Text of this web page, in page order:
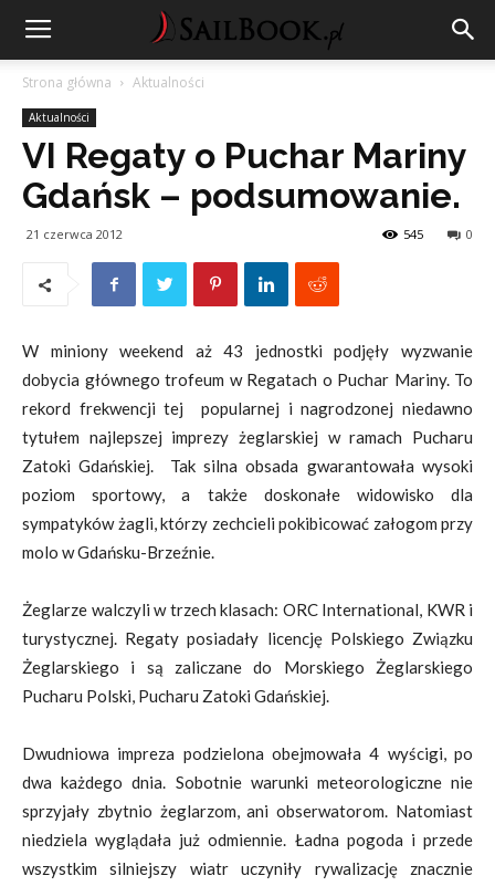
Strona główna Aktualności
Aktualności
VI Regaty o Puchar Mariny
Gdańsk – podsumowanie.
21 czerwca 2012 0
545
W miniony weekend aż 43 jednostki podjęły wyzwanie
dobycia głównego trofeum w Regatach o Puchar Mariny. To
rekord frekwencji tej popularnej i nagrodzonej niedawno
tytułem najlepszej imprezy żeglarskiej w ramach Pucharu
Zatoki Gdańskiej. Tak silna obsada gwarantowała wysoki
poziom sportowy, a także doskonałe widowisko dla
sympatyków żagli, którzy zechcieli pokibicować załogom przy
molo w Gdańsku-Brzeźnie.
Żeglarze walczyli w trzech klasach: ORC International, KWR i
turystycznej. Regaty posiadały licencję Polskiego Związku
Żeglarskiego i są zaliczane do Morskiego Żeglarskiego
Pucharu Polski, Pucharu Zatoki Gdańskiej.
Dwudniowa impreza podzielona obejmowała 4 wyścigi, po
dwa każdego dnia. Sobotnie warunki meteorologiczne nie
sprzyjały zbytnio żeglarzom, ani obserwatorom. Natomiast
niedziela wyglądała już odmiennie. Ładna pogoda i przede
wszystkim silniejszy wiatr uczyniły rywalizację znacznie